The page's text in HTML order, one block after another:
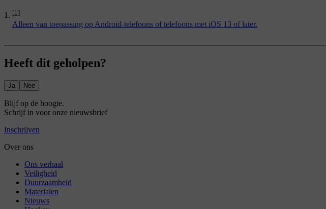
[1]
Alleen van toepassing op Android-telefoons of telefoons met iOS 13 of later.
Heeft dit geholpen?
Ja Nee